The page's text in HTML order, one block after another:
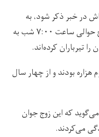
در خبر ذکر شود، به
رسانه‌ی رخشانه گفت که افراد مسلح حوالی ساعت ۷:۰۰ شب به
تیرباران کرده‌اند.
بودند و از چهار سال
که این زوج جوان
می‌کردند.